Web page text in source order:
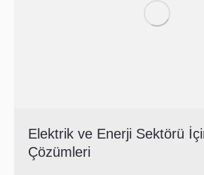
Elektrik ve Enerji Sektörü
Çözümleri